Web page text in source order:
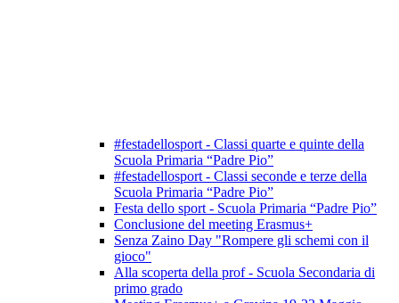
#festadellosport - Classi quarte e quinte della
Scuola Primaria “Padre Pio”
#festadellosport - Classi seconde e terze della
Scuola Primaria “Padre Pio”
Festa dello sport - Scuola Primaria “Padre Pio”
Conclusione del meeting Erasmus+
Senza Zaino Day "Rompere gli schemi con il
gioco"
Alla scoperta della prof - Scuola Secondaria di
primo grado